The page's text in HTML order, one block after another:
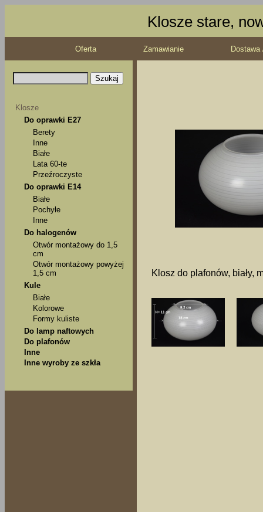
Klosze stare,
Oferta Zamawianie
Klosze
Do oprawki E27
Berety
Inne
Białe
Lata 60-te
Przeźroczyste
Do oprawki E14
Białe
Pochyłe
Inne
Do halogenów
Otwór montażowy do 1,5
cm
Otwór montażowy powyżej
1,5 cm
Kule
Białe
Kolorowe
Formy kuliste
Do lamp naftowych
Do plafonów
Inne
Inne wyroby ze szkła
Klosz do plafonów, biały,